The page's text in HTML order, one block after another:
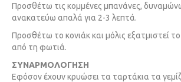
Προσθέτω τις κομμένες μπανάνες,
ανακατεύω απαλά για 2-3 λεπτά.
Προσθέτω το κονιάκ και μόλις εξατμιστεί
από τη φωτιά.
ΣΥΝΑΡΜΟΛΟΓΗΣΗ
Εφόσον έχουν κρυώσει τα ταρτάκια τα